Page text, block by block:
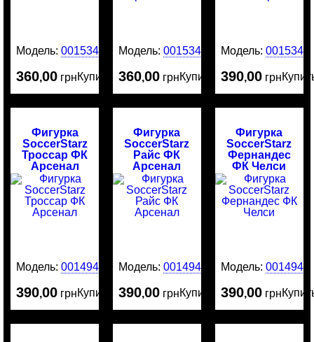
Модель:0015342
360,00 грнКупить
Модель:0015341
360,00 грнКупить
Модель: 0015340
390,00 грн
Фигурка
SoccerStarz
Троссар ФК
Арсенал
Модель:0014945
390,00 грнКупить
Фигурка
SoccerStarz
Райс ФК
Арсенал
Модель:0014944
390,00 грнКупить
Фигурка
SoccerStarz
Фернандес
ФК Челси
Модель: 0014943
390,00 грн